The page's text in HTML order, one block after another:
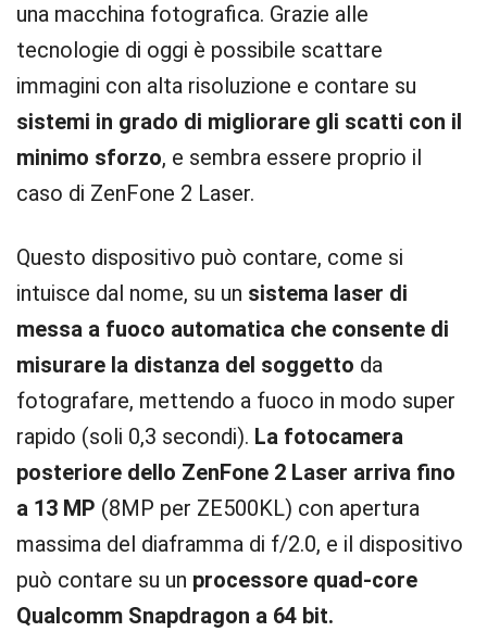
una macchina fotografica. Grazie alle
tecnologie di oggi è possibile scattare
immagini con alta risoluzione e contare su
sistemi in grado di migliorare gli scatti con il
minimo sforzo, e sembra essere proprio il
caso di ZenFone 2 Laser.
Questo dispositivo può contare, come si
intuisce dal nome, su un sistema laser di
messa a fuoco automatica che consente di
misurare la distanza del soggetto da
fotografare, mettendo a fuoco in modo super
rapido (soli 0,3 secondi). La fotocamera
posteriore dello ZenFone 2 Laser arriva fino
a 13 MP (8MP per ZE500KL) con apertura
massima del diaframma di f/2.0, e il dispositivo
può contare su un processore quad-core
Qualcomm Snapdragon a 64 bit.